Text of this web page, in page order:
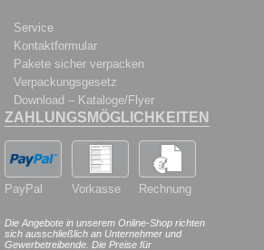
Service
Kontaktformular
Pakete sicher verpacken
Verpackungsgesetz
Download – Kataloge/Flyer
ZAHLUNGSMÖGLICHKEITEN
PayPal Vorkasse Rechnung
Die Angebote in unserem Online-Shop richten
sich ausschließlich an Unternehmer und
Gewerbetreibende. Die Preise für